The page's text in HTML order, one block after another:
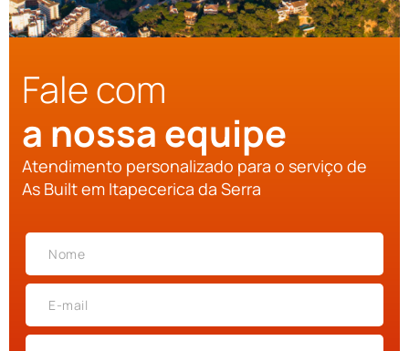
Fale com
a nossa equipe
Atendimento personalizado para o serviço de
As Built em Itapecerica da Serra